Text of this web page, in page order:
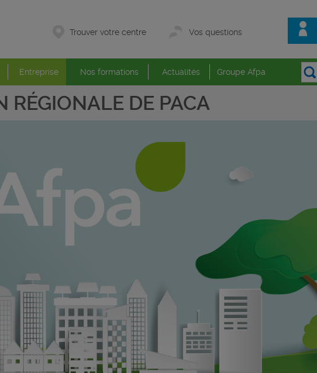
Trouver votre centre Vos questions
Entreprise Nos formations Actualités Groupe Afpa
RÉGIONALE DE PACA